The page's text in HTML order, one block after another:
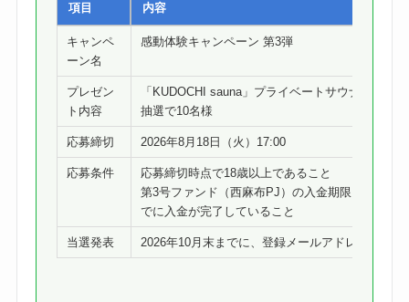
項目 内容
キャンペ
ーン名
感動体験キャンペーン 第3弾
プレゼン
ト内容
「KUDOCHI sauna」プライベートサウナギフト券
抽選で10名様
応募締切 2026年8月18日（火）17:00
応募条件
応募締切時点で18歳以上であること
第3号ファンド（西麻布PJ）の入金期限（2026年
でに入金が完了していること
当選発表 2026年10月末までに、登録メールアドレス宛に連